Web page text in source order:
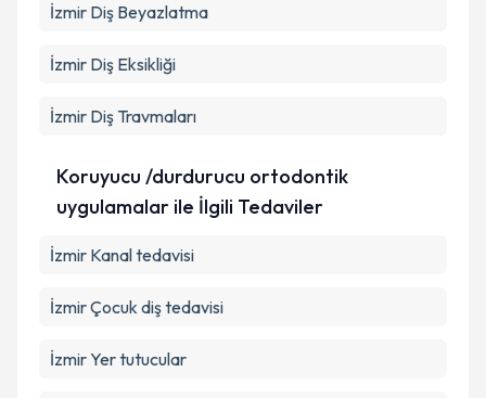
İzmir Diş Beyazlatma
İzmir Diş Eksikliği
İzmir Diş Travmaları
Koruyucu /durdurucu ortodontik
uygulamalar ile İlgili Tedaviler
İzmir Kanal tedavisi
İzmir Çocuk diş tedavisi
İzmir Yer tutucular